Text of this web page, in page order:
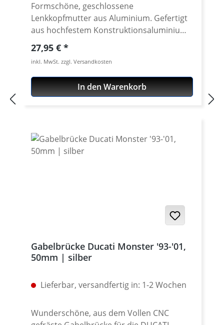
Formschöne, geschlossene
Lenkkopfmutter aus Aluminium. Gefertigt
aus hochfestem Konstruktionsaluminium
7075 T6 auf modernen CNC Maschinen -
Made in Germany. Geeignet für hochfeste
Drehmomente. Keine billige "China Ware".
Die Steuerkopfmutter ist in vielen
Eloxalfarben lieferbar.. Gewinde: M22x1
Germany Passend z.B. für: Yamaha XT-
660R Yamaha XT-660X Yamaha XT-660Z
Regulärer Preis:
27,95 €
inkl. MwSt. zzgl. Versandkosten
In den Warenkorb
Gabelbrücke Ducati Monster '93-'01,
50mm | silber
Lieferbar, versandfertig in: 1-2 Wochen
Wunderschöne, aus dem Vollen CNC